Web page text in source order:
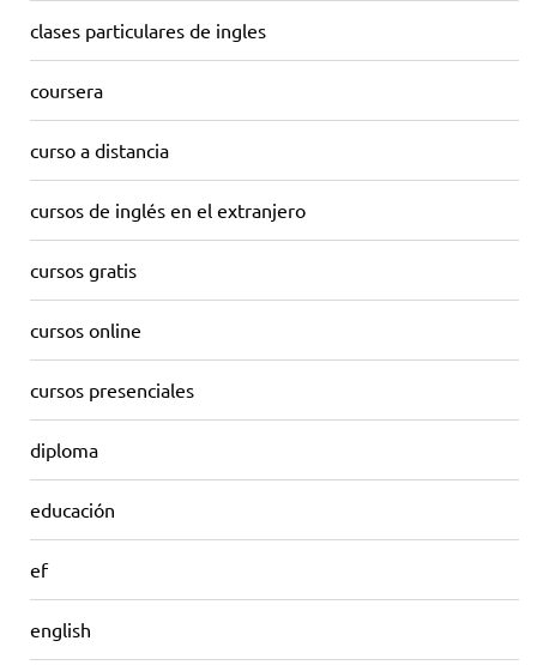
clases particulares de ingles
coursera
curso a distancia
cursos de inglés en el extranjero
cursos gratis
cursos online
cursos presenciales
diploma
educación
ef
english